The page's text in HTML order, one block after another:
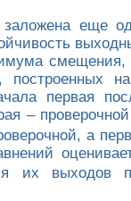
еще
первая
–
а
их